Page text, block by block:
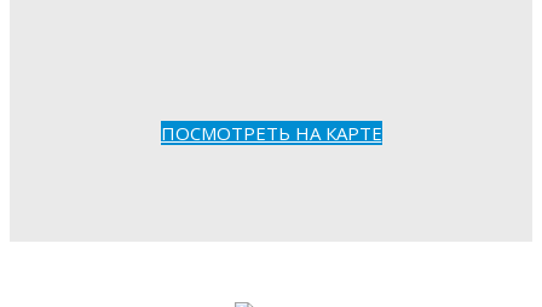
ПОСМОТРЕТЬ НА КАРТЕ